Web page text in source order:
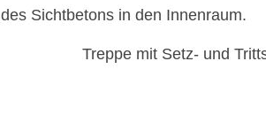
Sichtbetons in den Innenraum.